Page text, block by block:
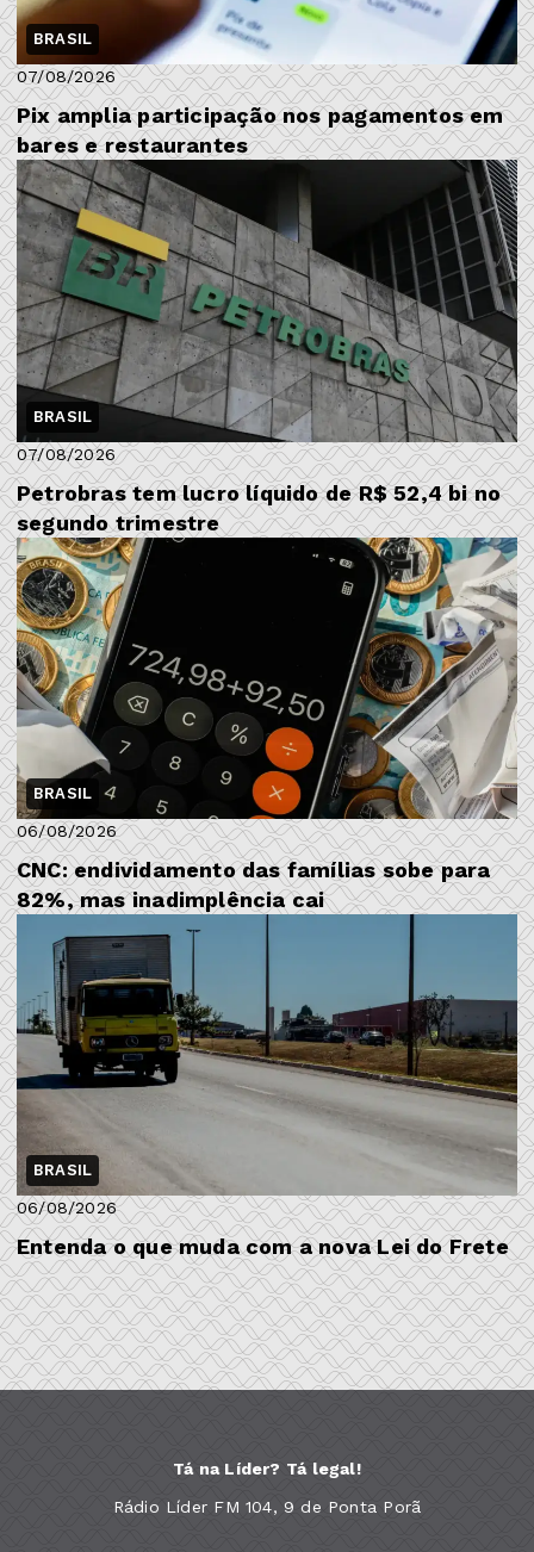
BRASIL
07/08/2026
Pix amplia participação nos pagamentos em
bares e restaurantes
BRASIL
07/08/2026
Petrobras tem lucro líquido de R$ 52,4 bi no
segundo trimestre
BRASIL
06/08/2026
CNC: endividamento das famílias sobe para
82%, mas inadimplência cai
BRASIL
06/08/2026
Entenda o que muda com a nova Lei do Frete
Tá na Líder? Tá legal!
Rádio Líder FM 104, 9 de Ponta Porã